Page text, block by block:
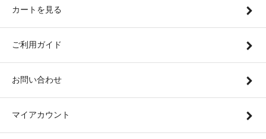
カートを見る
ご利用ガイド
お問い合わせ
マイアカウント